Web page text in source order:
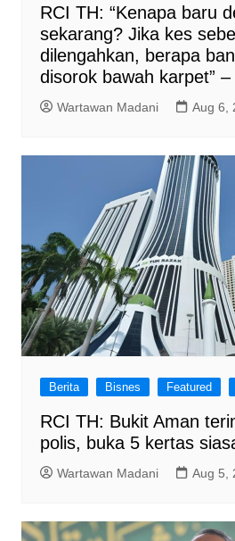
RCI TH: “Kenapa baru
sekarang? Jika kes
dilengahkan, berapa
disorok bawah karpet” –
Wartawan Madani Aug 6,
Berita Bisnes Featured
RCI TH: Bukit Aman
polis, buka 5 kertas
Wartawan Madani Aug 5,